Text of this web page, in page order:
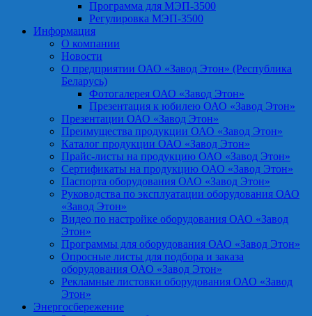
Программа для МЭП-3500
Регулировка МЭП-3500
Информация
О компании
Новости
О предприятии ОАО «Завод Этон» (Республика
Беларусь)
Фотогалерея ОАО «Завод Этон»
Презентация к юбилею ОАО «Завод Этон»
Презентации ОАО «Завод Этон»
Преимущества продукции ОАО «Завод Этон»
Каталог продукции ОАО «Завод Этон»
Прайс-листы на продукцию ОАО «Завод Этон»
Сертификаты на продукцию ОАО «Завод Этон»
Паспорта оборудования ОАО «Завод Этон»
Руководства по эксплуатации оборудования ОАО
«Завод Этон»
Видео по настройке оборудования ОАО «Завод
Этон»
Программы для оборудования ОАО «Завод Этон»
Опросные листы для подбора и заказа
оборудования ОАО «Завод Этон»
Рекламные листовки оборудования ОАО «Завод
Этон»
Энергосбережение